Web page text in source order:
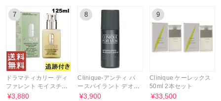
7
ドラマティカリー ディ
ファレント モイスチャ
ライジング ジェル
¥3,880
8
Clinique-アンティ パ
ースパイラント デオド
ラント ロールオン
¥3,900
9
Clinique ケーレックス
50ml 2本セット
¥33,500